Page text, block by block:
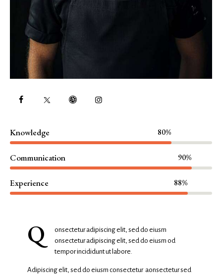
Knowledge 80%
Communication 90%
Experience 88%
Q
onsectetur adipiscing elit, sed do eiusm
onsectetur adipiscing elit, sed do eiusm od
tempor incididunt ut labore.
Adipiscing elit, sed do eiusm consectetur aonsectetur sed